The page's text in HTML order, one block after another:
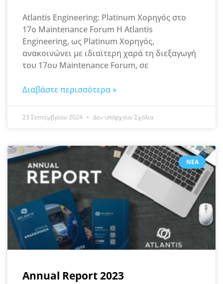
Atlantis Engineering: Platinum Χορηγός στο
17ο Maintenance Forum Η Atlantis
Engineering, ως Platinum Χορηγός,
ανακοινώνει με ιδιαίτερη χαρά τη διεξαγωγή
του 17ου Maintenance Forum, σε
Διαβάστε περισσότερα »
23 Σεπτεμβρίου 2024 Δεν υπάρχουν Σχόλια
ΝΈΑ
Annual Report 2023